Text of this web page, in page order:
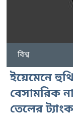
বিশ্ব
ইয়েমেনে
বেসামরিক
তেলের